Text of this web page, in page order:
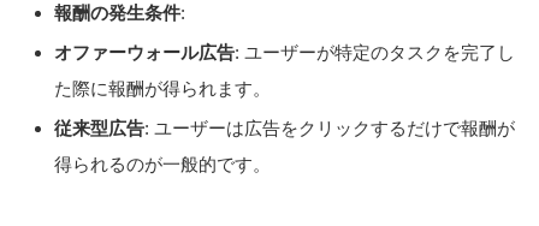
報酬の発生条件:
オファーウォール広告: ユーザーが特定のタスクを完了し
た際に報酬が得られます。
従来型広告: ユーザーは広告をクリックするだけで報酬が
得られるのが一般的です。